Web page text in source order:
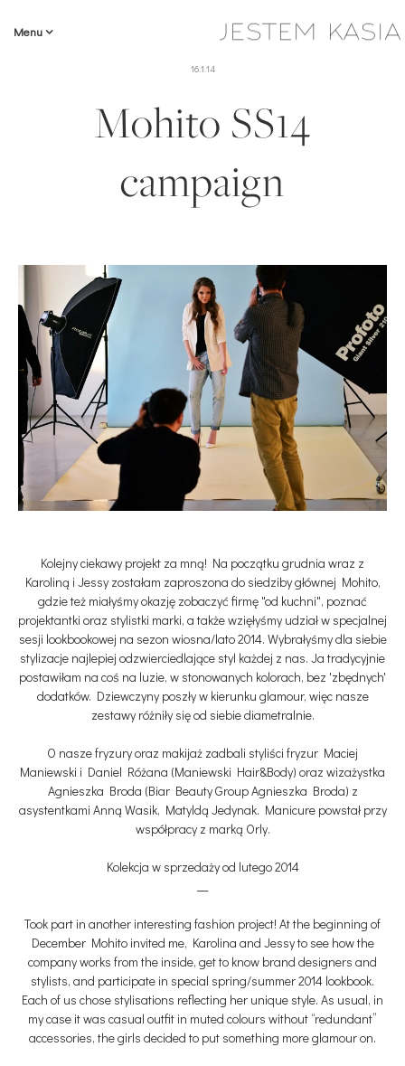
Menu
16.1.14
Mohito SS14
campaign
Kolejny ciekawy projekt za mną! Na początku grudnia wraz z
Karoliną i Jessy zostałam zaproszona do siedziby głównej Mohito,
gdzie też miałyśmy okazję zobaczyć firmę "od kuchni", poznać
projektantki oraz stylistki marki, a także wzięłyśmy udział w specjalnej
sesji lookbookowej na sezon wiosna/lato 2014. Wybrałyśmy dla siebie
stylizacje najlepiej odzwierciedlające styl każdej z nas. Ja tradycyjnie
postawiłam na coś na luzie, w stonowanych kolorach, bez 'zbędnych'
dodatków. Dziewczyny poszły w kierunku glamour, więc nasze
zestawy różniły się od siebie diametralnie.
O nasze fryzury oraz makijaż zadbali styliści fryzur Maciej
Maniewski i Daniel Różana (Maniewski Hair&Body) oraz wizażystka
Agnieszka Broda (Biar Beauty Group Agnieszka Broda) z
asystentkami Anną Wasik, Matyldą Jedynak. Manicure powstał przy
współpracy z marką Orly.
Kolekcja w sprzedaży od lutego 2014
Took part in another interesting fashion project! At the beginning of
December Mohito invited me, Karolina and Jessy to see how the
company works from the inside, get to know brand designers and
stylists, and participate in special spring/summer 2014 lookbook.
Each of us chose stylisations reflecting her unique style. As usual, in
my case it was casual outfit in muted colours without “redundant”
accessories, the girls decided to put something more glamour on.